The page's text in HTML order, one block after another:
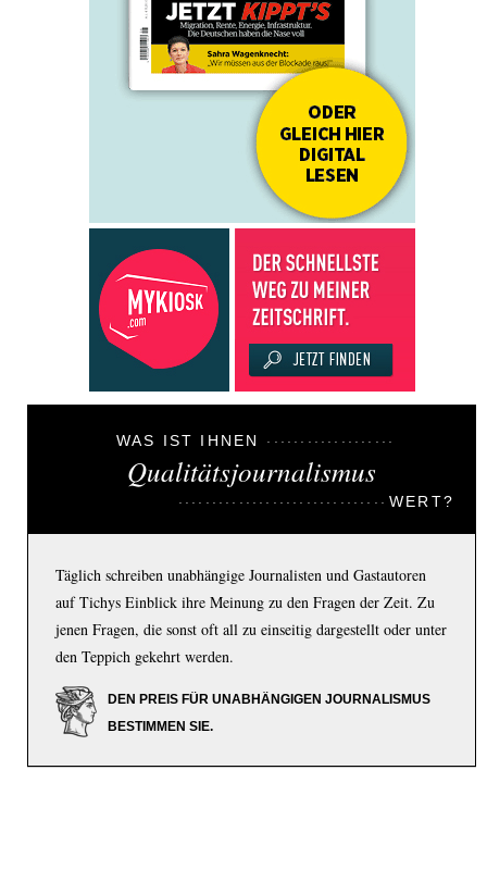
WAS IST IHNEN
Qualitätsjournalismus
WERT?
Täglich schreiben unabhängige Journalisten und Gastautoren
auf Tichys Einblick ihre Meinung zu den Fragen der Zeit. Zu
jenen Fragen, die sonst oft all zu einseitig dargestellt oder unter
den Teppich gekehrt werden.
DEN PREIS FÜR UNABHÄNGIGEN JOURNALISMUS
BESTIMMEN SIE.